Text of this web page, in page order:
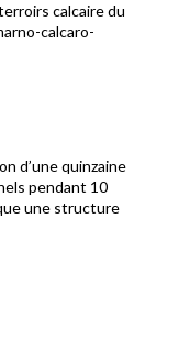
calcaire du
calcaro-
d’une quinzaine
pendant 10
une structure